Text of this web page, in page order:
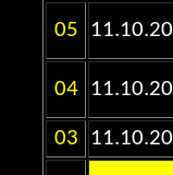
05
04
03